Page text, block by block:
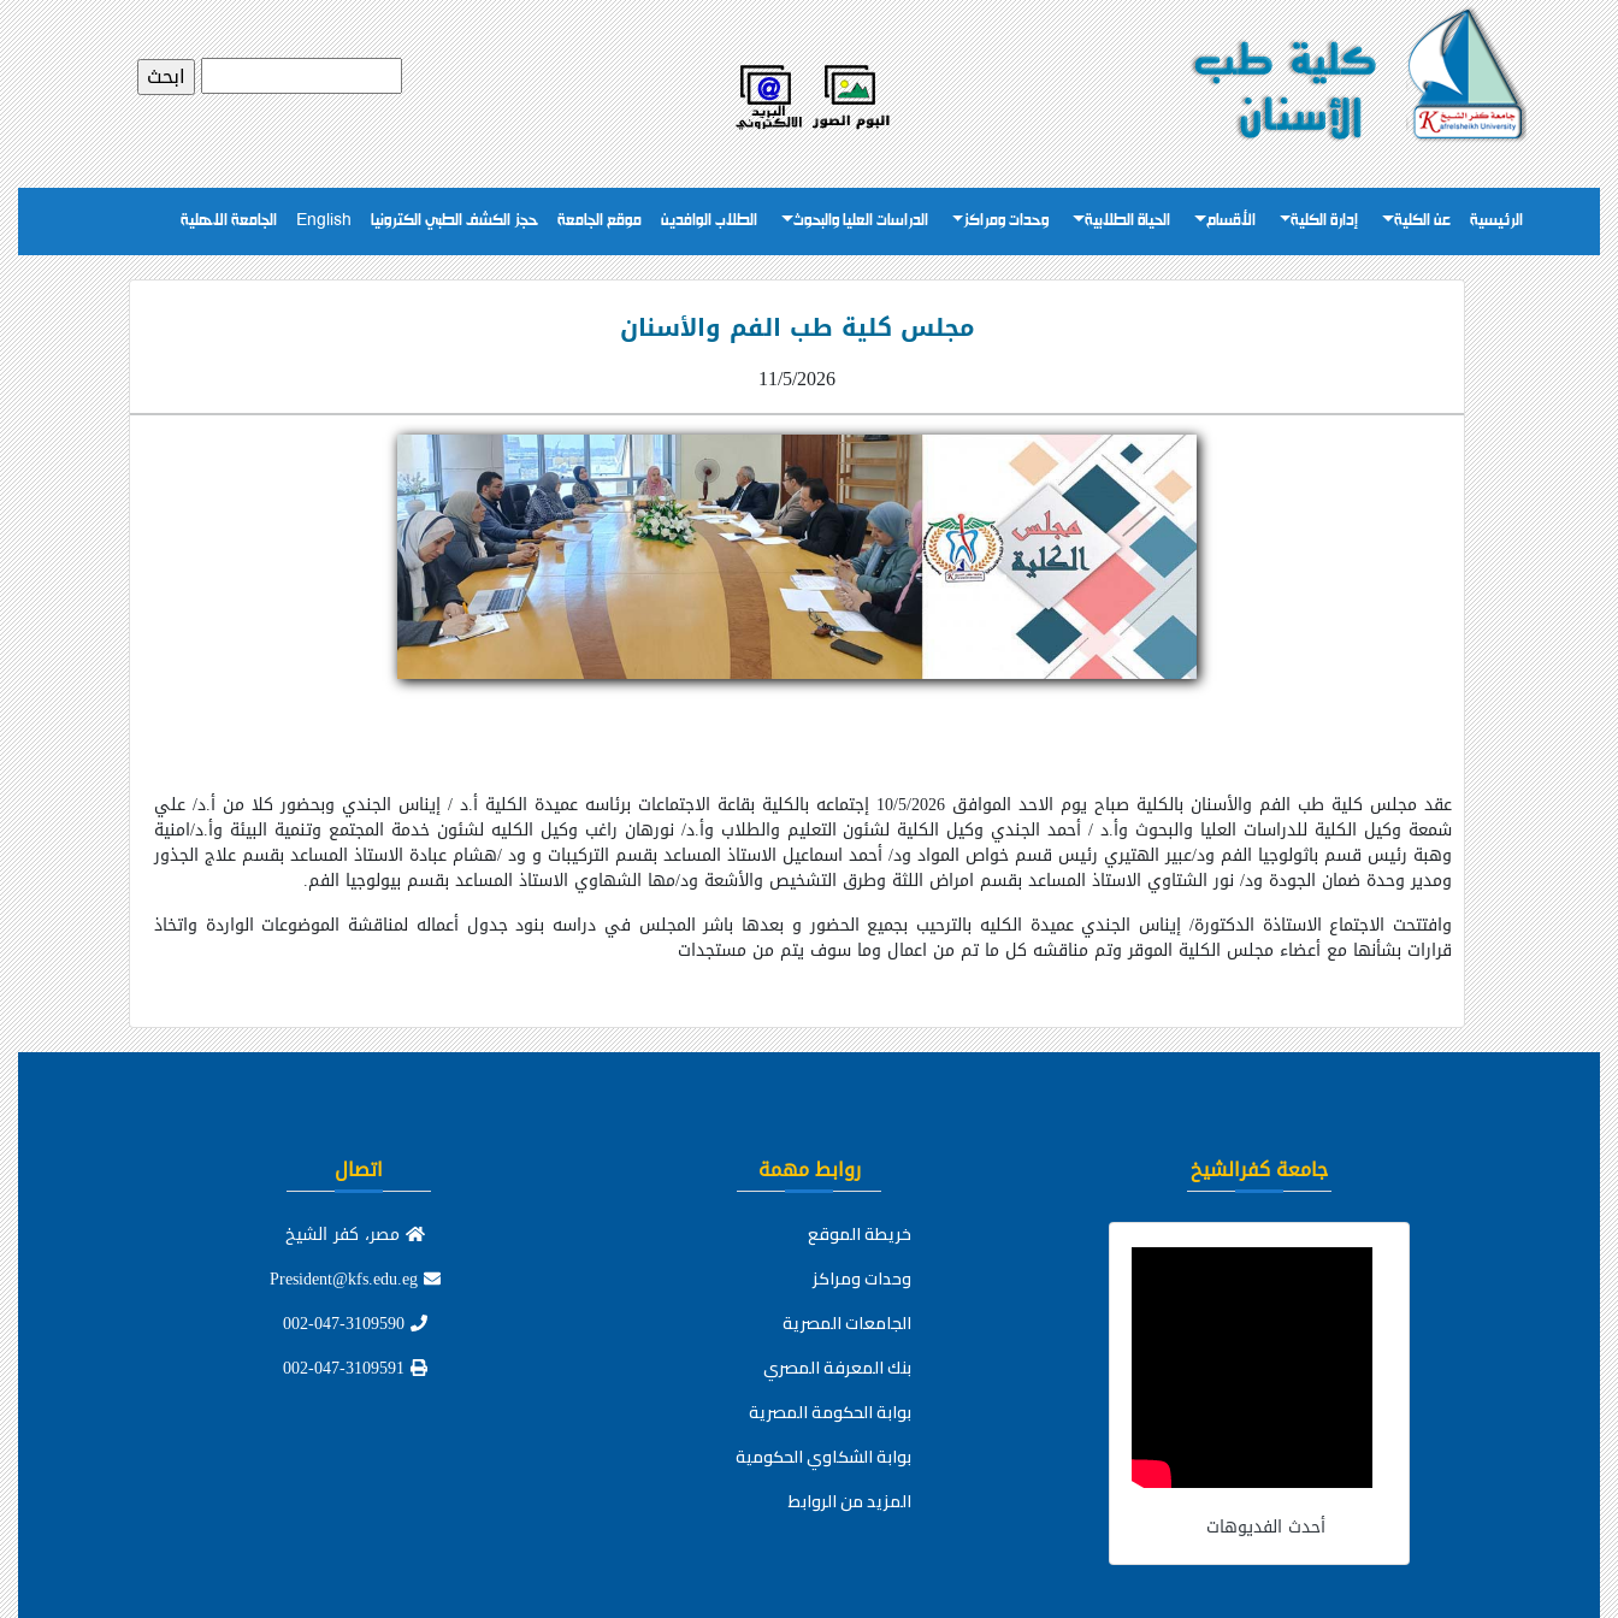
الرئيسية عن الكلية إدارة الكلية الأقسام الحياة الطلابية وحدات ومراكز الدراسات العليا والبحوث الطلاب الوافدين موقع الجامعة حجز الكشف الطبي الكترونيا English الجامعة الاهلية
مجلس كلية طب الفم والأسنان
11/5/2026
عقد مجلس كلية طب الفم والأسنان بالكلية صباح يوم الاحد الموافق 10/5/2026 إجتماعه بالكلية بقاعة الاجتماعات برئاسه عميدة الكلية أ.د / إيناس الجندي وبحضور كلا من أ.د/ علي
شمعة وكيل الكلية للدراسات العليا والبحوث وأ.د / أحمد الجندي وكيل الكلية لشئون التعليم والطلاب وأ.د/ نورهان راغب وكيل الكليه لشئون خدمة المجتمع وتنمية البيئة وأ.د/امنية
وهبة رئيس قسم باثولوجيا الفم ود/عبير الهتيري رئيس قسم خواص المواد ود/ أحمد اسماعيل الاستاذ المساعد بقسم التركيبات و ود /هشام عبادة الاستاذ المساعد بقسم علاج الجذور
ومدير وحدة ضمان الجودة ود/ نور الشتاوي الاستاذ المساعد بقسم امراض اللثة وطرق التشخيص والأشعة ود/مها الشهاوي الاستاذ المساعد بقسم بيولوجيا الفم.
وافتتحت الاجتماع الاستاذة الدكتورة/ إيناس الجندي عميدة الكليه بالترحيب بجميع الحضور و بعدها باشر المجلس في دراسه بنود جدول أعماله لمناقشة الموضوعات الواردة واتخاذ
قرارات بشأنها مع أعضاء مجلس الكلية الموقر وتم مناقشه كل ما تم من اعمال وما سوف يتم من مستجدات
جامعة كفرالشيخ
أحدث الفديوهات
روابط مهمة
خريطة الموقع
وحدات ومراكز
الجامعات المصرية
بنك المعرفة المصري
بوابة الحكومة المصرية
بوابة الشكاوي الحكومية
المزيد من الروابط
اتصال
مصر، كفر الشيخ